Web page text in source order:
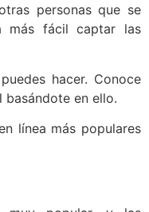
personas que se
más fácil captar las
hacer. Conoce
en ello.
línea más populares